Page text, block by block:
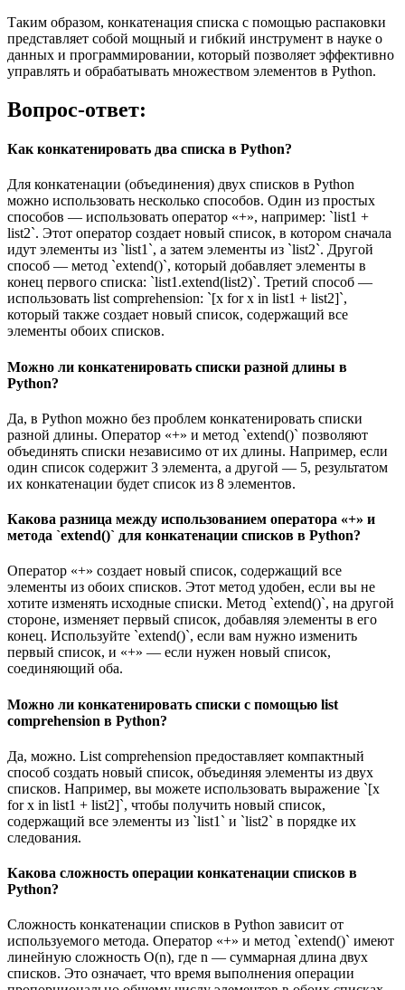
Таким образом, конкатенация списка с помощью распаковки
представляет собой мощный и гибкий инструмент в науке о
данных и программировании, который позволяет эффективно
управлять и обрабатывать множеством элементов в Python.
Вопрос-ответ:
Как конкатенировать два списка в Python?
Для конкатенации (объединения) двух списков в Python
можно использовать несколько способов. Один из простых
способов — использовать оператор «+», например: `list1 +
list2`. Этот оператор создает новый список, в котором сначала
идут элементы из `list1`, а затем элементы из `list2`. Другой
способ — метод `extend()`, который добавляет элементы в
конец первого списка: `list1.extend(list2)`. Третий способ —
использовать list comprehension: `[x for x in list1 + list2]`,
который также создает новый список, содержащий все
элементы обоих списков.
Можно ли конкатенировать списки разной длины в
Python?
Да, в Python можно без проблем конкатенировать списки
разной длины. Оператор «+» и метод `extend()` позволяют
объединять списки независимо от их длины. Например, если
один список содержит 3 элемента, а другой — 5, результатом
их конкатенации будет список из 8 элементов.
Какова разница между использованием оператора «+» и
метода `extend()` для конкатенации списков в Python?
Оператор «+» создает новый список, содержащий все
элементы из обоих списков. Этот метод удобен, если вы не
хотите изменять исходные списки. Метод `extend()`, на другой
стороне, изменяет первый список, добавляя элементы в его
конец. Используйте `extend()`, если вам нужно изменить
первый список, и «+» — если нужен новый список,
соединяющий оба.
Можно ли конкатенировать списки с помощью list
comprehension в Python?
Да, можно. List comprehension предоставляет компактный
способ создать новый список, объединяя элементы из двух
списков. Например, вы можете использовать выражение `[x
for x in list1 + list2]`, чтобы получить новый список,
содержащий все элементы из `list1` и `list2` в порядке их
следования.
Какова сложность операции конкатенации списков в
Python?
Сложность конкатенации списков в Python зависит от
используемого метода. Оператор «+» и метод `extend()` имеют
линейную сложность O(n), где n — суммарная длина двух
списков. Это означает, что время выполнения операции